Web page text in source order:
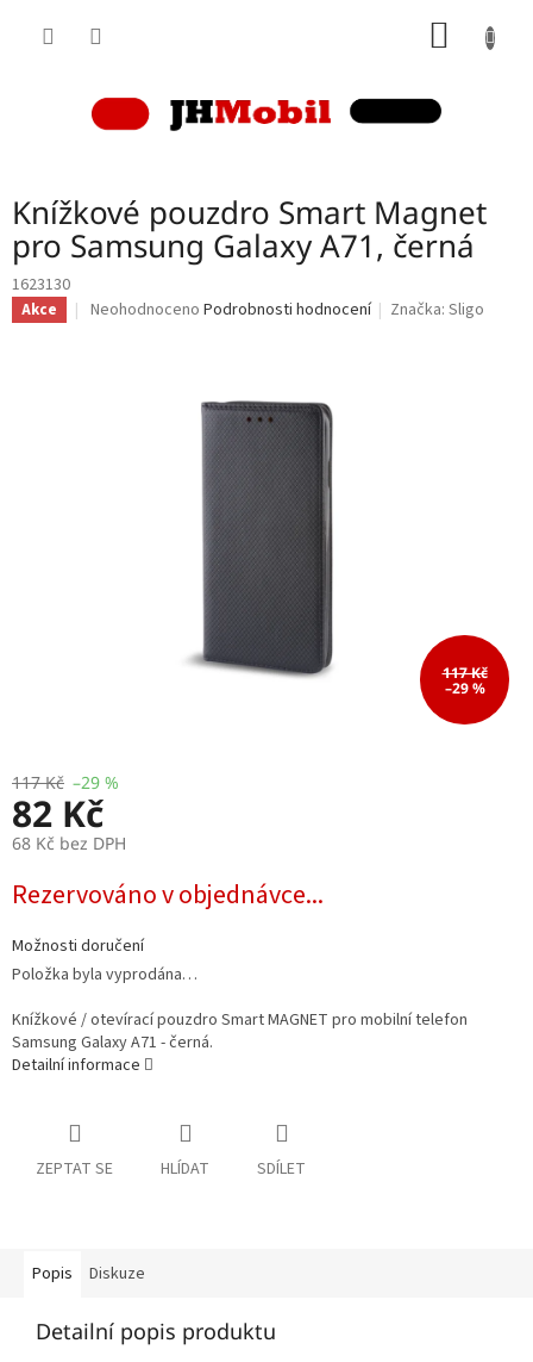
Knížkové pouzdro Smart Magnet
pro Samsung Galaxy A71, černá
1623130
Akce
Průměrné
Neohodnoceno Podrobnosti hodnocení Značka:Sligo
117 Kč
–29 %
117 Kč –29 %
82 Kč
68 Kč bez DPH
cena:
Rezervováno v objednávce...
Možnosti doručení
Položka byla vyprodána…
Knížkové / otevírací pouzdro Smart MAGNET pro mobilní telefon
Samsung Galaxy A71 - černá.
Detailní informace
ZEPTAT SE HLÍDAT SDÍLET
Popis Diskuze
Detailní popis produktu